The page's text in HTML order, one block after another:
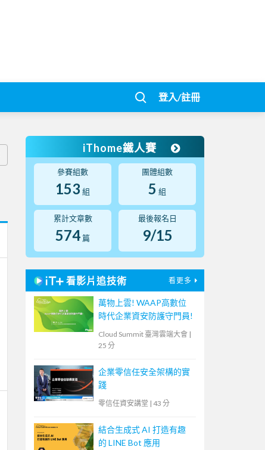
登入/註冊
iThome鐵人賽
參賽組數
153 組
團體組數
5 組
累計文章數
574 篇
最後報名日
9/15
看影片追技術 看更多
萬物上雲! WAAP高數位
時代企業資安防護守門員!
Cloud Summit 臺灣雲端大會 |
25 分
企業零信任安全架構的實
踐
零信任資安講堂 | 43 分
結合生成式 AI 打造有趣
的 LINE Bot 應用